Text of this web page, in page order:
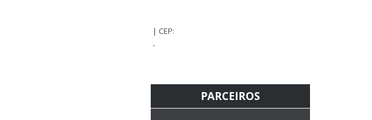
| CEP:
-
PARCEIROS